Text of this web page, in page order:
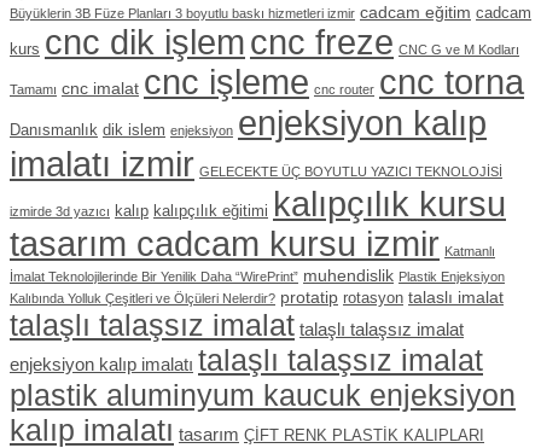
Büyüklerin 3B Füze Planları 3 boyutlu baskı hizmetleri izmir cadcam eğitim cadcam
kurs cnc dik işlemcnc freze CNC G ve M Kodları
Tamamı cnc imalat cnc işleme cnc router cnc torna
Danısmanlık dik islem enjeksiyon enjeksiyon kalıp
imalatı izmir GELECEKTE ÜÇ BOYUTLU YAZICI TEKNOLOJİSİ
izmirde 3d yazıcı kalıp kalıpçılık eğitimi kalıpçılık kursu
tasarım cadcam kursu izmir Katmanlı
İmalat Teknolojilerinde Bir Yenilik Daha “WirePrint” muhendislik Plastik Enjeksiyon
Kalıbında Yolluk Çeşitleri ve Ölçüleri Nelerdir? protatip rotasyon talaslı imalat
talaşlı talaşsız imalat talaşlı talaşsız imalat
enjeksiyon kalıp imalatı talaşlı talaşsız imalat
plastik aluminyum kaucuk enjeksiyon
kalıp imalatı tasarım ÇİFT RENK PLASTİK KALIPLARI